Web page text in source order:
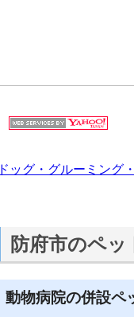
ドッグ・グルーミング
防府市のペ
動物病院の併設ペ